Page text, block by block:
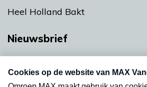
Heel Holland Bakt
Nieuwsbrief
nieuwsbrief. Elke vrijdag- en
uw mailbox.